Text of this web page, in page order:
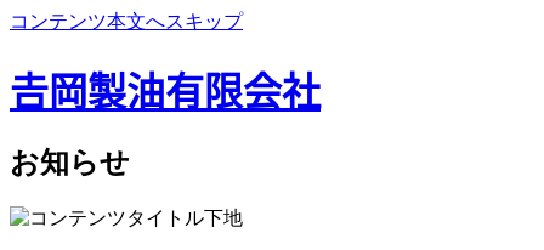
コンテンツ本文へスキップ
𠮷岡製油有限会社
お知らせ